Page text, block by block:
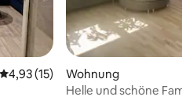
Durchschnittliche Bewertung:
4,93 (15) Wohnung
Helle und schöne